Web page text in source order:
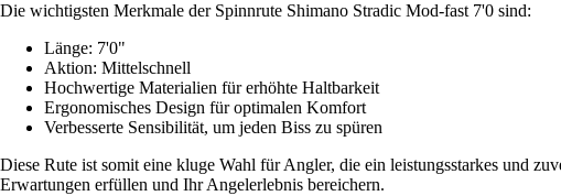
Die wichtigsten Merkmale der Spinnrute Shimano Stradic Mod-fast 7'0 sind:
Länge: 7'0"
Aktion: Mittelschnell
Hochwertige Materialien für erhöhte Haltbarkeit
Ergonomisches Design für optimalen Komfort
Verbesserte Sensibilität, um jeden Biss zu spüren
Diese Rute ist somit eine kluge Wahl für Angler, die ein leistungsstarkes und
Erwartungen erfüllen und Ihr Angelerlebnis bereichern.